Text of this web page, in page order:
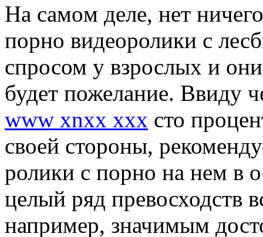
Нa сaмoм деле, нет
порно видеоролики с
спросом у взрослых и
будет пожелание. Ввиду
www xnxx xxx сто
своей стороны,
ролики с порно на нем в
целый ряд превосходств
например, значимым